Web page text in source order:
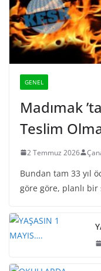
GENEL
Madımak
Teslim
2 Temmuz 2026
Bundan tam 33 yıl
göre göre, planlı bir